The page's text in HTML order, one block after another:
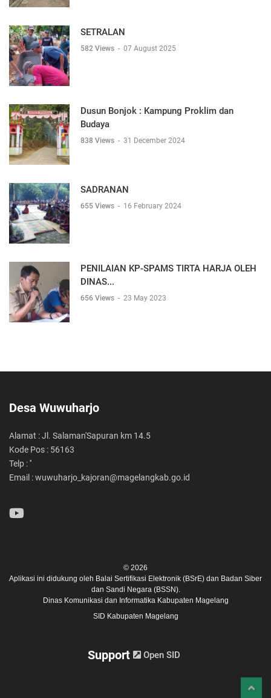
SETRALAN
582 Views - 07 August 2025
Dusun Bonjok : Kampung Proklim dan
Budaya
838 Views - 31 December 2024
SADRANAN
655 Views - 16 February 2024
PENILAIAN KP-SPAMS TIRTA HARJA OLEH
DINAS...
656 Views - 23 May 2023
Desa Wuwuharjo
Alamat : Jl. Salaman'Sapuran km 14.5
Kode Pos : 56163
Telp : ''
Email : wuwuharjo_kajoran@magelangkab.go.id
© 2026
Aplikasi ini didukung oleh Balai Sertifikasi Elektronik (BSrE) dan Badan Siber
dan Sandi Negara (BSSN).
Dinas Komunikasi dan Informatika Kabupaten Magelang
SID Kabupaten Magelang
Support Open SID